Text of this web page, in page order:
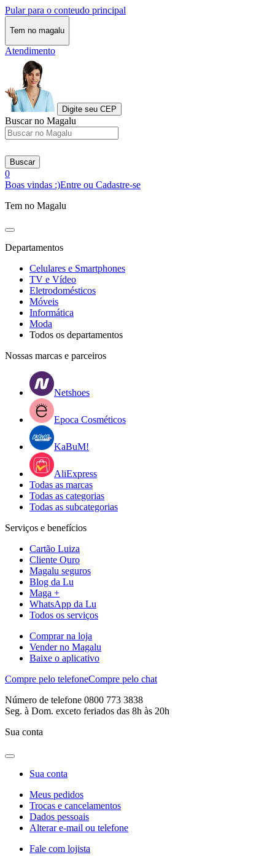
Pular para o conteudo principal
Tem no magalu
Atendimento
Digite seu CEP
Buscar no Magalu
Buscar
0
Boas vindas :)Entre ou Cadastre-se
Tem no Magalu
Departamentos
Celulares e Smartphones
TV e Vídeo
Eletrodomésticos
Móveis
Informática
Moda
Todos os departamentos
Nossas marcas e parceiros
Netshoes
Epoca Cosméticos
KaBuM!
AliExpress
Todas as marcas
Todas as categorias
Todas as subcategorias
Serviços e benefícios
Cartão Luiza
Cliente Ouro
Magalu seguros
Blog da Lu
Maga +
WhatsApp da Lu
Todos os serviços
Comprar na loja
Vender no Magalu
Baixe o aplicativo
Compre pelo telefoneCompre pelo chat
Número de telefone 0800 773 3838
Seg. à Dom. exceto feriados das 8h às 20h
Sua conta
Sua conta
Meus pedidos
Trocas e cancelamentos
Dados pessoais
Alterar e-mail ou telefone
Fale com lojista